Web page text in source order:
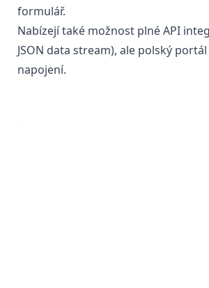
formulář.
Nabízejí také možnost plné API
JSON data stream), ale polský
napojení.